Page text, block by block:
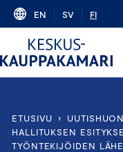
Skip
content
EN SV FI
ETUSIVU ›
HALLITUKSEN
TYÖNTEKIJÖIDEN